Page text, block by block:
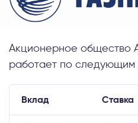
Акционерное общество
работает по следующим
Вклад Ставка